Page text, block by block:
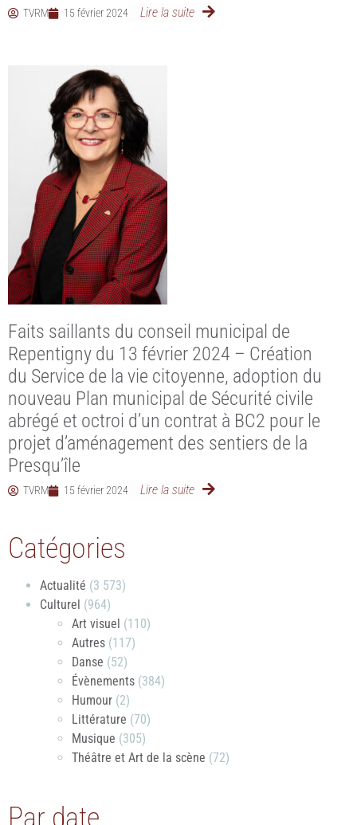
TVRM 15 février 2024 Lire la suite
Faits saillants du conseil municipal de
Repentigny du 13 février 2024 – Création
du Service de la vie citoyenne, adoption du
nouveau Plan municipal de Sécurité civile
abrégé et octroi d’un contrat à BC2 pour le
projet d’aménagement des sentiers de la
Presqu’île
TVRM 15 février 2024 Lire la suite
Catégories
Actualité (3 573)
Culturel (964)
Art visuel (110)
Autres (117)
Danse (52)
Évènements (384)
Humour (2)
Littérature (70)
Musique (305)
Théâtre et Art de la scène (72)
Par date